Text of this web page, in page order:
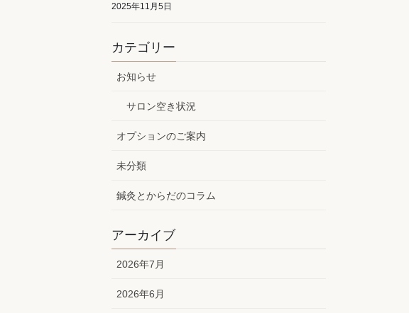
2025年11月5日
カテゴリー
お知らせ
サロン空き状況
オプションのご案内
未分類
鍼灸とからだのコラム
アーカイブ
2026年7月
2026年6月